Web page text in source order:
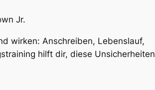
Jr.
wirken: Anschreiben, Lebenslauf,
hilft dir, diese Unsicherheiten